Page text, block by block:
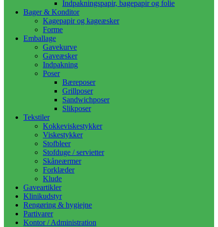
Indpakningspapir, bagepapir og folie
Bager & Konditor
Kagepapir og kageæsker
Forme
Emballage
Gavekurve
Gaveæsker
Indpakning
Poser
Bæreposer
Grillposer
Sandwichposer
Slikposer
Tekstiler
Kokkeviskestykker
Viskestykker
Stofbleer
Stofduge / servietter
Skåneærmer
Forklæder
Klude
Gaveartikler
Klinikudstyr
Rengøring & hygiejne
Partivarer
Kontor / Administration